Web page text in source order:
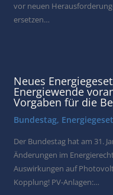
vor neuen
ersetzen…
Neues
Energiewende
Vorgaben für die
Bundestag,
Der Bundestag hat am 31.
Änderungen im
Auswirkungen auf
Kopplung! PV-Anlagen:…